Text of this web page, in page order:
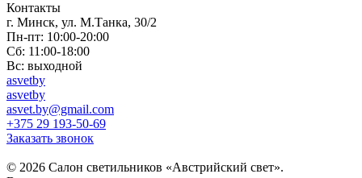
Контакты
г. Минск, ул. М.Танка, 30/2
Пн-пт: 10:00-20:00
Сб: 11:00-18:00
Вс: выходной
asvetby
asvetby
asvet.by@gmail.com
+375 29 193-50-69
Заказать звонок
© 2026 Салон светильников «Австрийский свет».